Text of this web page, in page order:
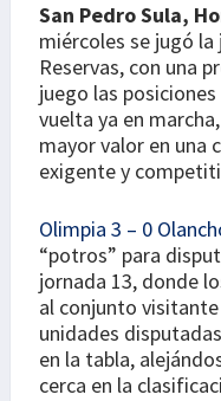
San Pedro Sula,
miércoles se jugó
Reservas, con una
juego las
vuelta ya en
mayor valor en una
exigente y
Olimpia 3 – 0
“potros” para
jornada 13, donde
al conjunto visitante
unidades
en la tabla,
cerca en la